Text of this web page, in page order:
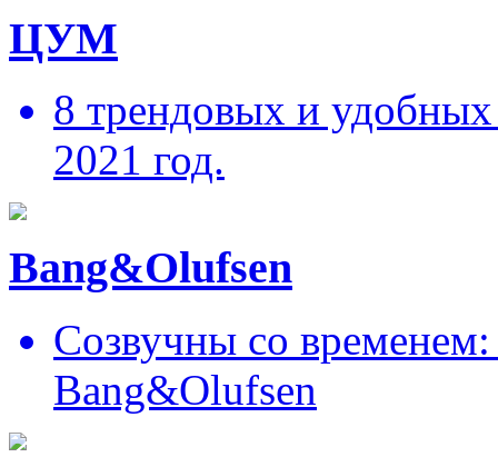
ЦУМ
8 трендовых и удобных
2021 год.
Bang&Olufsen
Созвучны со временем:
Bang&Olufsen